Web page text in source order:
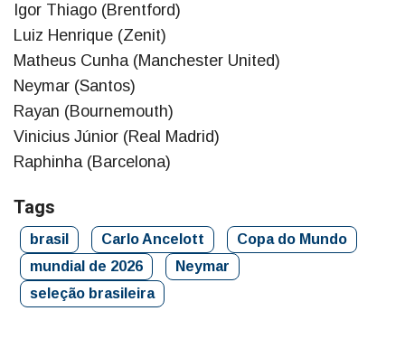
Igor Thiago (Brentford)
Luiz Henrique (Zenit)
Matheus Cunha (Manchester United)
Neymar (Santos)
Rayan (Bournemouth)
Vinicius Júnior (Real Madrid)
Raphinha (Barcelona)
Tags
brasil Carlo Ancelott
Copa do Mundo
mundial de 2026
Neymar
seleção brasileira